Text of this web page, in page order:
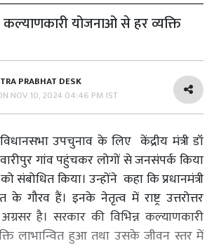
कल्याणकारी योजनाओ से हर व्यक्ति
PRABHAT DESK
NOV 10, 2024 04:46 PM IST
उपचुनाव के लिए केंद्रीय मंत्री डॉ
गांव पहुंचकर लोगों से जनसंपर्क किया
संबोधित किया। उन्होंने कहा कि प्रधानमंत्री
के गौरव हैं। इनके नेतृत्व में राष्ट्र उत्तरोत्तर
है। सरकार की विभिन्न कल्याणकारी
लाभान्वित हुआ तथा उसके जीवन स्तर में